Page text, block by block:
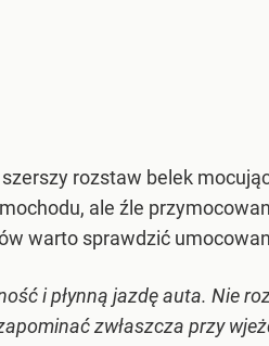
rozstaw belek
ale źle
warto sprawdzić
i płynną jazdę auta. Nie
zwłaszcza przy